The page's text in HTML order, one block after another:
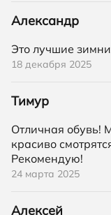
Александр
Это лучшие
18 декабря 2025
Тимур
Отличная обувь!
красиво
Рекомендую!
24 марта 2025
Алексей